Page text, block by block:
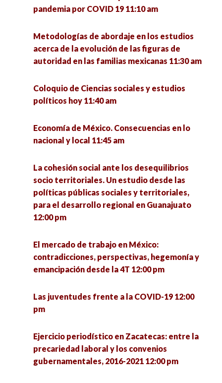
Simposio sobre Métodos de Investigación:
Mesa de egresados: La formación de
Ciencia Política. En memoria al Dr. Eligio Meza
Padilla 2:00 pm
Emociones y experiencias del cuidado en el
norte de México 3:00 pm
Conversatorio Interinstitucional de Vocaciones
Científicas Sociales: retos de la investigación y
Frontera Norte: ¿Hacia dónde va la Sociología?
4:00 pm
Las hijas del terror: poesía y performance sobre
conflicto armado 4:00 pm
Hospital Pyme. Plataforma de asesoría
empresarial 4:00 pm
12:00 pm
Diálogos sobre familias y cárcel desde las
familias Acompañar y Resistir: modelos y
experiencias de colectivos de familiares 12:00
Procesos de reconstitución comunitaria. En la
en América Latina 12:00 pm
multidisciplinario del desarrollo 12:30 pm
Efecto de las remesas en la calidad de vida de
los hogares de La Victoria, Pinos, Zacatecas
2020-2021 12:30 pm
Foro de intercambio de experiencias México-
Brasil sobre formación del profesorado
UNISON-UNESP 1:00 pm
Rebuilding the economy: Economic policies for
recovery and development 1:00 pm
Encuentro de investigadoras en formación:
retos de la profesión desde lo local 1:00 pm
pandemia por COVID 19 11:10 am
Metodologías de abordaje en los estudios
acerca de la evolución de las figuras de
autoridad en las familias mexicanas 11:30 am
Coloquio de Ciencias sociales y estudios
políticos hoy 11:40 am
Economía de México. Consecuencias en lo
nacional y local 11:45 am
La cohesión social ante los desequilibrios
socio territoriales. Un estudio desde las
políticas públicas sociales y territoriales,
para el desarrollo regional en Guanajuato
12:00 pm
El mercado de trabajo en México:
contradicciones, perspectivas, hegemonía y
emancipación desde la 4T 12:00 pm
Las juventudes frente a la COVID-19 12:00
pm
Ejercicio periodístico en Zacatecas: entre la
precariedad laboral y los convenios
gubernamentales, 2016-2021 12:00 pm